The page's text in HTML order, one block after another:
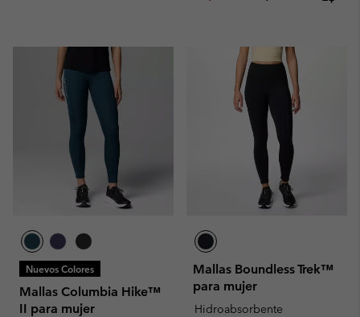
Nuevos Colores
Mallas Columbia Hike™
II para mujer
Mallas Boundless Trek™
para mujer
Hidroabsorbente